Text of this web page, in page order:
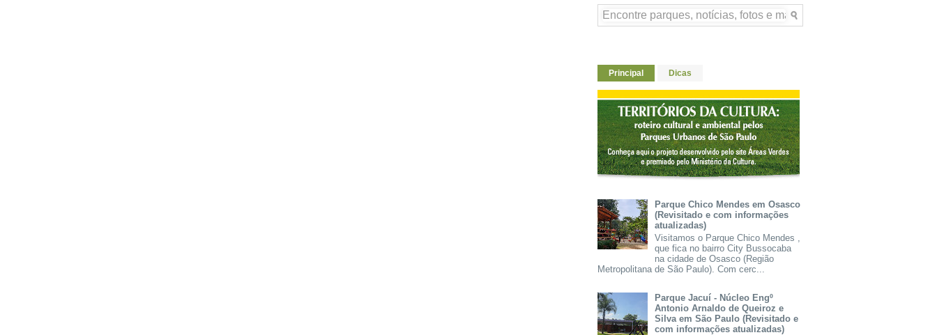
Principal Dicas
Parque Chico Mendes em Osasco
(Revisitado e com informações
atualizadas)
Visitamos o Parque Chico Mendes ,
que fica no bairro City Bussocaba
na cidade de Osasco (Região
Metropolitana de São Paulo). Com cerc...
Parque Jacuí - Núcleo Engº
Antonio Arnaldo de Queiroz e
Silva em São Paulo (Revisitado e
com informações atualizadas)